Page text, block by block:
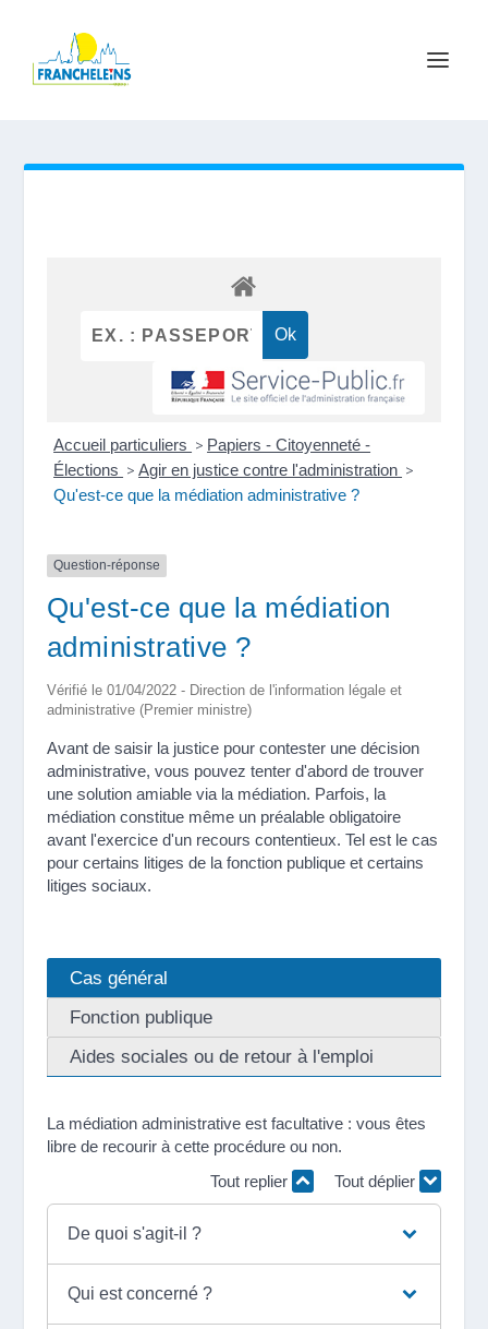
Accueil particuliers > Papiers - Citoyenneté -
Élections > Agir en justice contre l'administration >
Qu'est-ce que la médiation administrative ?
Question-réponse
Qu'est-ce que la médiation
administrative ?
Vérifié le 01/04/2022 - Direction de l'information légale et
administrative (Premier ministre)
Avant de saisir la justice pour contester une décision
administrative, vous pouvez tenter d'abord de trouver
une solution amiable via la médiation. Parfois, la
médiation constitue même un préalable obligatoire
avant l'exercice d'un recours contentieux. Tel est le cas
pour certains litiges de la fonction publique et certains
litiges sociaux.
Cas général
Fonction publique
Aides sociales ou de retour à l'emploi
La médiation administrative est facultative : vous êtes
libre de recourir à cette procédure ou non.
Tout replier
Tout déplier
De quoi s'agit-il ?
Qui est concerné ?